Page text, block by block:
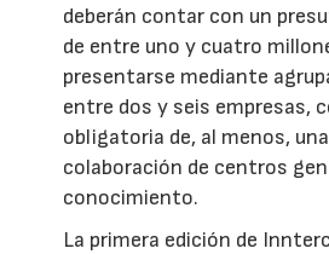
deberán contar con un
de entre uno y cuatro
presentarse mediante
entre dos y seis empresas,
obligatoria de, al menos,
colaboración de centros
conocimiento.
La primera edición de